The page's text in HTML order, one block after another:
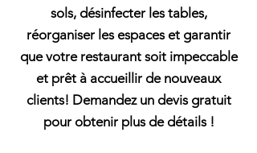
sols, désinfecter les tables,
réorganiser les espaces et garantir
que votre restaurant soit impeccable
et prêt à accueillir de nouveaux
clients! Demandez un devis gratuit
pour obtenir plus de détails !